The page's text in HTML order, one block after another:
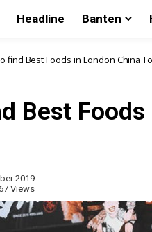
Headline Banten
find Best Foods in London China
Best
2019
Views